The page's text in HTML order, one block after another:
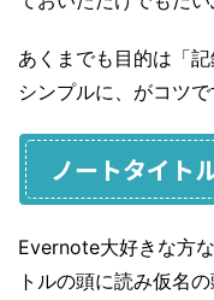
あくまでも目的は「
シンプルに、がコツで
ノートタイト
Evernote大好きな方
トルの頭に読み仮名